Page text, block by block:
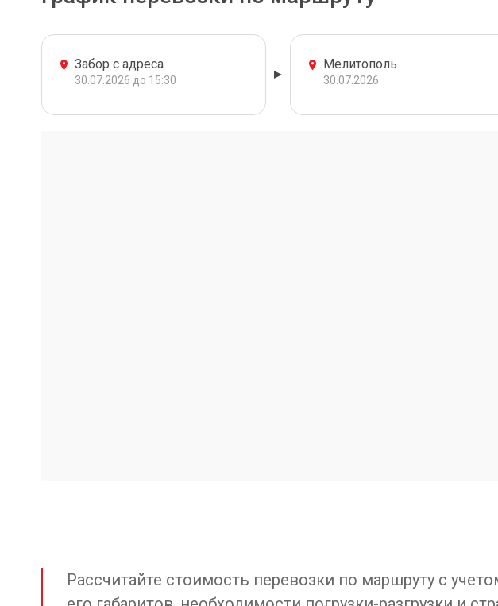
Забор с адреса
30.07.2026 до 15:30
Мелитополь
30.07.2026
Рассчитайте стоимость перевозки по маршруту с